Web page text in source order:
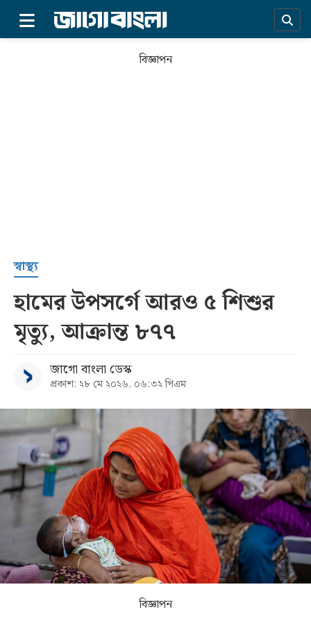
সর্বশেষ
সব
বিভাগ
আর্কাইভ
কনভার্টার
বিজ্ঞাপন
স্বাস্থ্য
হামের উপসর্গে আরও ৫ শিশুর
মৃত্যু, আক্রান্ত ৮৭৭
জাগো বাংলা ডেস্ক
প্রকাশ: ২৮ মে ২০২৬, ০৬:৩২ পিএম
বিজ্ঞাপন